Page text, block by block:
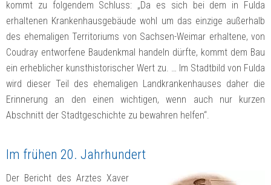
kommt zu folgendem Schluss: „Da es sich bei dem in Fulda
erhaltenen Krankenhausgebäude wohl um das einzige außerhalb
des ehemaligen Territoriums von Sachsen-Weimar erhaltene, von
Coudray entworfene Baudenkmal handeln dürfte, kommt dem Bau
ein erheblicher kunsthistorischer Wert zu. … Im Stadtbild von Fulda
wird dieser Teil des ehemaligen Landkrankenhauses daher die
Erinnerung an den einen wichtigen, wenn auch nur kurzen
Abschnitt der Stadtgeschichte zu bewahren helfen“.
Im frühen 20. Jahrhundert
Der Bericht des Arztes Xaver